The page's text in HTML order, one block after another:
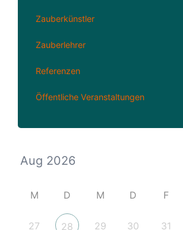
Zauberkünstler
Zauberlehrer
Referenzen
Öffentliche Veranstaltungen
M D M D F
27 28 29 30 31